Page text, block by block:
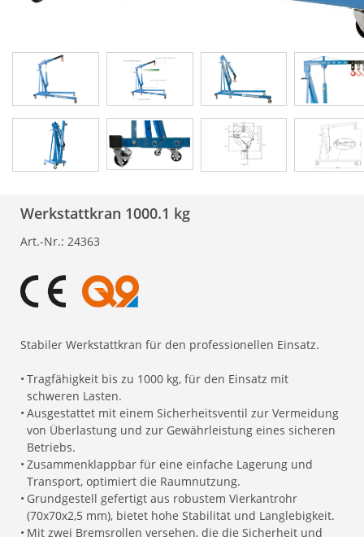
Werkstattkran 1000.1 kg
Art.-Nr.: 24363
Stabiler Werkstattkran für den professionellen Einsatz.
• Tragfähigkeit bis zu 1000 kg, für den Einsatz mit
schweren Lasten.
• Ausgestattet mit einem Sicherheitsventil zur Vermeidung
von Überlastung und zur Gewährleistung eines sicheren
Betriebs.
• Zusammenklappbar für eine einfache Lagerung und
Transport, optimiert die Raumnutzung.
• Grundgestell gefertigt aus robustem Vierkantrohr
(70x70x2,5 mm), bietet hohe Stabilität und Langlebigkeit.
• Mit zwei Bremsrollen versehen, die die Sicherheit und